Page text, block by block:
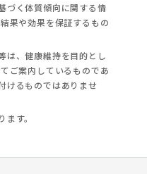
づく体質傾向に関する情
果や効果を保証するもの
は、健康維持を目的とし
ご案内しているものであ
けるものではありませ
す。